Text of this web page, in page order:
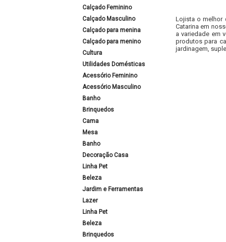
Calçado Feminino
Calçado Masculino
Calçado para menina
Calçado para menino
Cultura
Utilidades Domésticas
Acessório Feminino
Acessório Masculino
Banho
Brinquedos
Cama
Mesa
Banho
Decoração Casa
Linha Pet
Beleza
Jardim e Ferramentas
Lazer
Linha Pet
Beleza
Brinquedos
Lojista o melhor
Catarina em
a variedade em
produtos para
jardinagem,